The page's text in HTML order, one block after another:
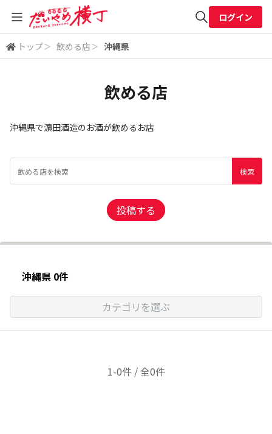
全体検索
ログイン
トップ＞ 飲める店＞ 沖縄県
飲める店
沖縄県で濵田酒造のお酒が飲めるお店
投稿する
沖縄県 0件
カテゴリを選ぶ
1-0件 / 全0件